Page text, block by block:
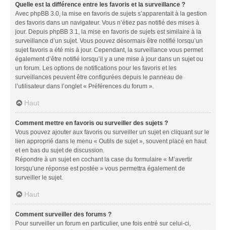
Quelle est la différence entre les favoris et la surveillance ?
Avec phpBB 3.0, la mise en favoris de sujets s’apparentait à la gestion
des favoris dans un navigateur. Vous n’étiez pas notifié des mises à
jour. Depuis phpBB 3.1, la mise en favoris de sujets est similaire à la
surveillance d’un sujet. Vous pouvez désormais être notifié lorsqu’un
sujet favoris a été mis à jour. Cependant, la surveillance vous permet
également d’être notifié lorsqu’il y a une mise à jour dans un sujet ou
un forum. Les options de notifications pour les favoris et les
surveillances peuvent être configurées depuis le panneau de
l’utilisateur dans l’onglet « Préférences du forum ».
Haut
Comment mettre en favoris ou surveiller des sujets ?
Vous pouvez ajouter aux favoris ou surveiller un sujet en cliquant sur le
lien approprié dans le menu « Outils de sujet », souvent placé en haut
et en bas du sujet de discussion.
Répondre à un sujet en cochant la case du formulaire « M’avertir
lorsqu’une réponse est postée » vous permettra également de
surveiller le sujet.
Haut
Comment surveiller des forums ?
Pour surveiller un forum en particulier, une fois entré sur celui-ci,